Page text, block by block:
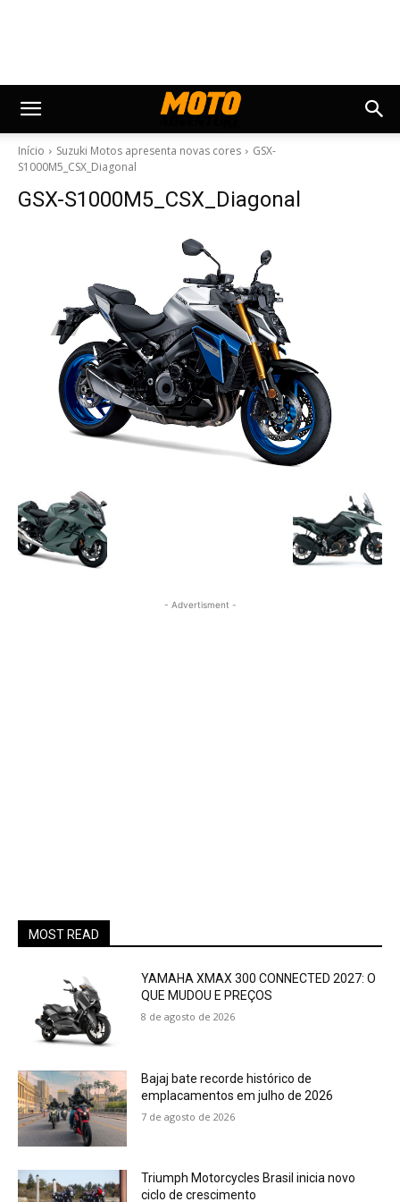
Início Suzuki Motos apresenta novas cores
GSX-
S1000M5_CSX_Diagonal
GSX-S1000M5_CSX_Diagonal
- Advertisment -
MOST READ
YAMAHA XMAX 300 CONNECTED 2027: O
QUE MUDOU E PREÇOS
8 de agosto de 2026
Bajaj bate recorde histórico de
emplacamentos em julho de 2026
7 de agosto de 2026
Triumph Motorcycles Brasil inicia novo
ciclo de crescimento